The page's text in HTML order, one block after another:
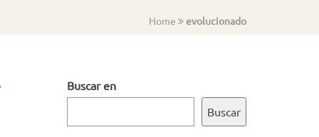
Home evolucionado
Buscar en
Buscar